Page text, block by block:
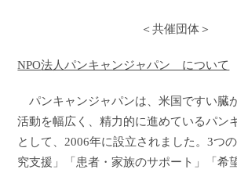
＜共催団体＞
NPO法人パンキャンジャパン について
パンキャンジャパンは、米国ですい臓
活動を幅広く、精力的に進めているパン
として、 2006年に設立されました。3つ
究支援」「患者・家族のサポート」「希